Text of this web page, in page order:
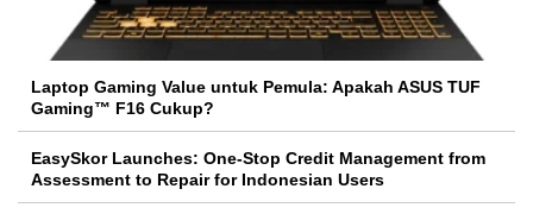
Laptop Gaming Value untuk Pemula: Apakah ASUS TUF
Gaming™ F16 Cukup?
EasySkor Launches: One-Stop Credit Management from
Assessment to Repair for Indonesian Users